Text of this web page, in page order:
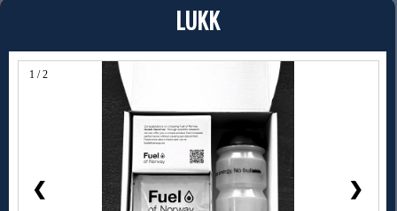
LUKK
1 / 2
❮ ❯
PRODUKT
Produkter (1)
Bruk filter til å spisse søket